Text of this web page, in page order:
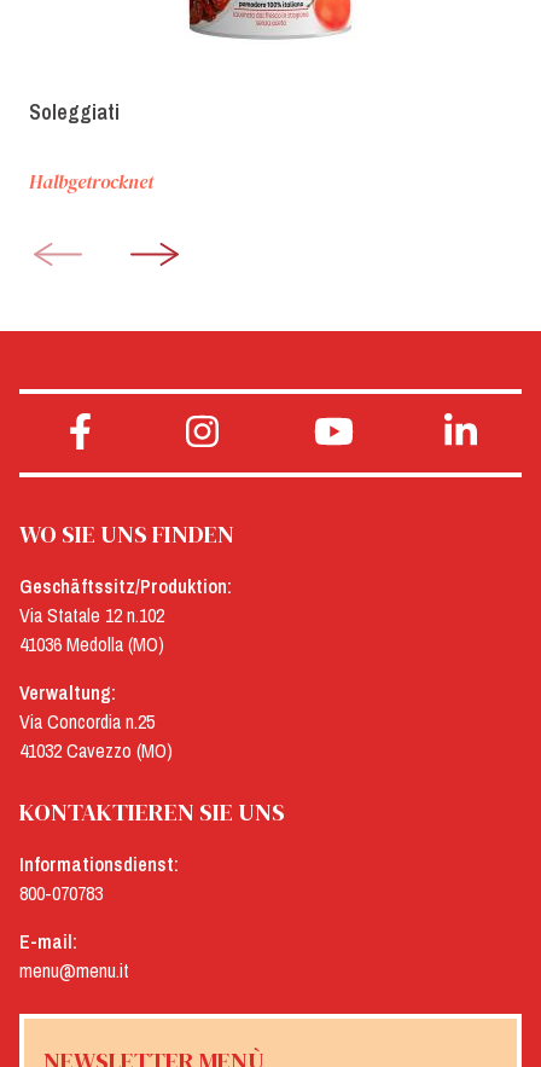
Soleggiati
Halbgetrocknet
WO SIE UNS FINDEN
Geschäftssitz/Produktion:
Via Statale 12 n.102
41036 Medolla (MO)
Verwaltung:
Via Concordia n.25
41032 Cavezzo (MO)
KONTAKTIEREN SIE UNS
Informationsdienst:
800-070783
E-mail:
menu@menu.it